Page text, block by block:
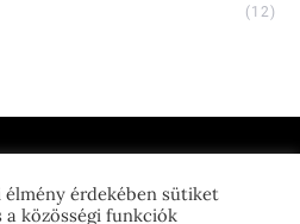
(12)
élmény érdekében sütiket
közösségi funkciók